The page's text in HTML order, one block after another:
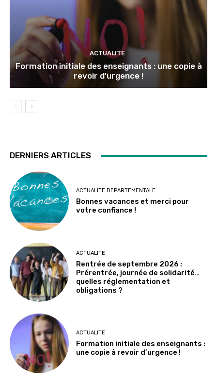
ACTUALITE
Formation initiale des enseignants : une copie à
revoir d’urgence !
DERNIERS ARTICLES
ACTUALITE DEPARTEMENTALE
Bonnes vacances et merci pour
votre confiance !
ACTUALITE
Rentrée de septembre 2026 :
Prérentrée, journée de solidarité…
quelles réglementation et
obligations ?
ACTUALITE
Formation initiale des enseignants :
une copie à revoir d’urgence !